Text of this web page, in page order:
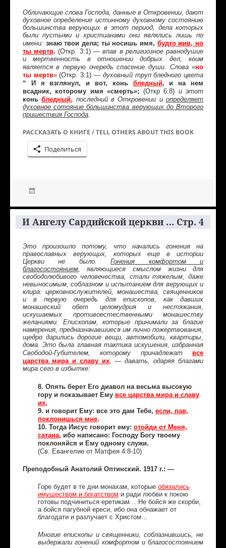
Обличающие слова Господа, данные в Откровении, дают
духовное определение истинному духовному состоянию
большинства верующих в этот период, дела которых
были пустыми и христианами они являлись лишь по
имени: знаю твои дела; ты носишь имя, будто жив, но
ты мертв.(Откр. 3:1)— впав в религиозное равнодушие
и мертвенность в отношении добрых дел, коим
является в первую очередь спасение души. Слова «но
ты мертв» (Откр. 3:1) — духовный труп бледного цвета
“ И я взглянул, и вот, конь бледный, и на нем
всадник, которому имя «смерть»; (Откр 6:8) и этот
коньбледный, последний в Откровении иопределяет
духовное сотояние большинства верующих до Второго
пришествия Господа.
РАССКАЗАТЬ О КНИГЕ / TELL OTHERS ABOUT THIS BOOK
Поделиться
И Ангелу Сардийской церкви … Стр. 4
Это произошло потому, что начались гонения на
православных верующих, которых еще в истории
Церкви не было.Гонения комфортом и
благосостоянием, являющиеся смыслом жизни для
свободолюбивого человечества, стали тяжелым, даже
невыносимым, соблазном и испытанием для верующих и
клира: церковнослужителей, монашества, священников
и в первую очередь для епископов, как давших
монашеский обет целомудрия и нестяжания,
искушаемых противоестественными монашеству
желаниями. Епископам, которые принимали за благие
намерения, предназначавшиеся им лично пожертвования,
щедро дарились дорогие вещи, автомобили, квартиры,
дома. Это была главная тактика искушения, избранная
Свободой-Губителем, которому принадлежат
все
царства мира и славу их, — давать, одаряя благами
мира сего в избытке:
8. Опять берет Его диавол на весьма высокую
гору и показывает Ему все царства мира и славу
их,
9. и говорит Ему: все это дам Тебе, если, пав,
поклонишься мне.
10. Тогда Иисус говорит ему: отойди от Меня,
сатана, ибо написано: Господу Богу твоему
поклоняйся и Ему одному служи.
(Св. Евангелие от Матфея 4:8-10)
Преподобный Анатолий Оптинский. 1917 г.: —
Горе будет в те дни монахам, которые обязались
имуществом и богатством и ради любви к покою
готовы подчиниться еретикам… Не бойся же скорби,
а бойся пагубной ереси, ибо она обнажает от
благодати и разлучает с Христом…
Многие епископы и священники, соблазнившись, не
выдержали гонений комфортом и благосостоянием